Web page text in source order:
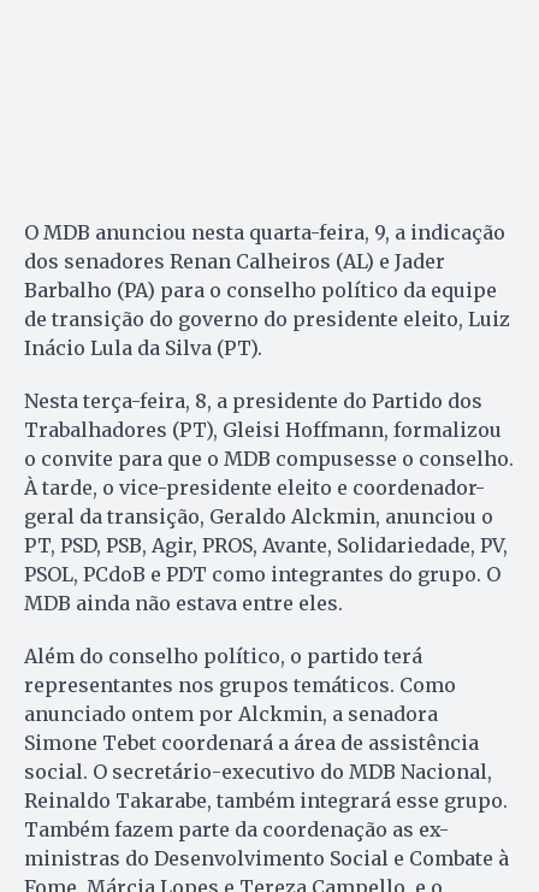
O MDB anunciou nesta quarta-feira, 9, a indicação
dos senadores Renan Calheiros (AL) e Jader
Barbalho (PA) para o conselho político da equipe
de transição do governo do presidente eleito, Luiz
Inácio Lula da Silva (PT).
Nesta terça-feira, 8, a presidente do Partido dos
Trabalhadores (PT), Gleisi Hoffmann, formalizou
o convite para que o MDB compusesse o conselho.
À tarde, o vice-presidente eleito e coordenador-
geral da transição, Geraldo Alckmin, anunciou o
PT, PSD, PSB, Agir, PROS, Avante, Solidariedade, PV,
PSOL, PCdoB e PDT como integrantes do grupo. O
MDB ainda não estava entre eles.
Além do conselho político, o partido terá
representantes nos grupos temáticos. Como
anunciado ontem por Alckmin, a senadora
Simone Tebet coordenará a área de assistência
social. O secretário-executivo do MDB Nacional,
Reinaldo Takarabe, também integrará esse grupo.
Também fazem parte da coordenação as ex-
ministras do Desenvolvimento Social e Combate à
Fome, Márcia Lopes e Tereza Campello, e o